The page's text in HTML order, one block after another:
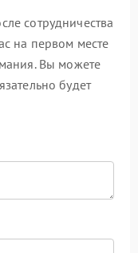
сотрудничества
на первом месте
Вы можете
будет